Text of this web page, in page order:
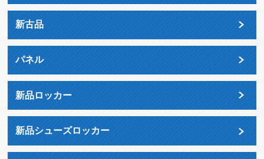
新古品
パネル
新品ロッカー
新品シューズロッカー